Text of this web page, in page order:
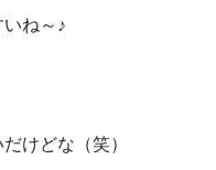
ね～♪
けどな（笑）